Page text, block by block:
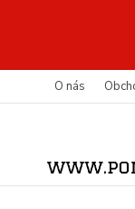
O nás